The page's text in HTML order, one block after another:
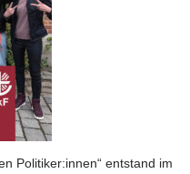
Politiker:innen“ entstand im